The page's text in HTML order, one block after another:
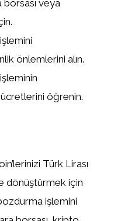
veya
önlemlerini alın.
öğrenin.
Türk Lirası
dönüştürmek için
işlemini